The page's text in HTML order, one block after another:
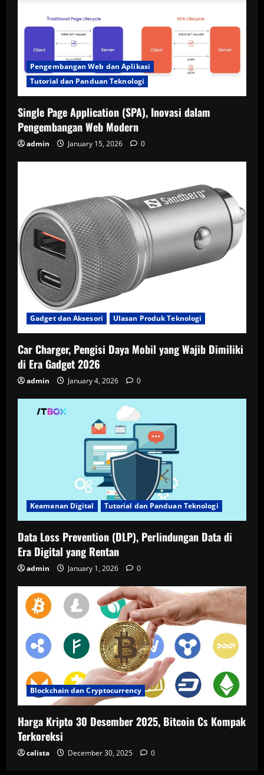
Pengembangan Web dan Aplikasi
Tutorial dan Panduan Teknologi
Single Page Application (SPA), Inovasi dalam
Pengembangan Web Modern
admin January 15, 2026 0
Gadget dan Aksesori Ulasan Produk Teknologi
Car Charger, Pengisi Daya Mobil yang Wajib Dimiliki
di Era Gadget 2026
admin January 4, 2026 0
Keamanan Digital Tutorial dan Panduan Teknologi
Data Loss Prevention (DLP), Perlindungan Data di
Era Digital yang Rentan
admin January 1, 2026 0
Blockchain dan Cryptocurrency
Harga Kripto 30 Desember 2025, Bitcoin Cs Kompak
Terkoreksi
calista December 30, 2025 0